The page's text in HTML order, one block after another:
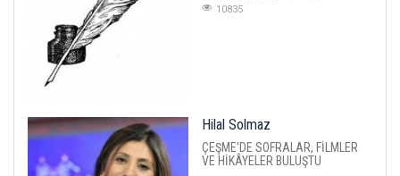
10835
Hilal Solmaz
ÇEŞME'DE SOFRALAR, FİLMLER
VE HİKÂYELER BULUŞTU